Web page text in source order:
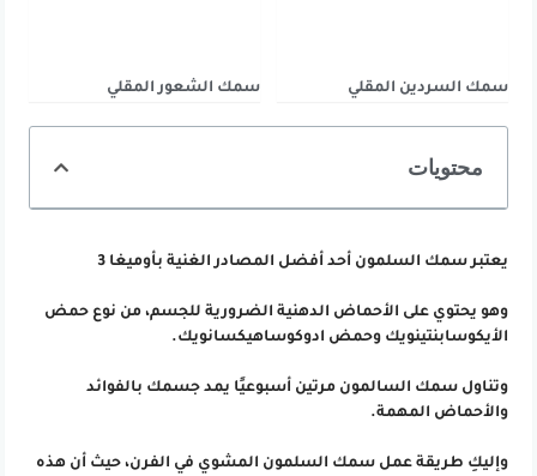
سمك السردين المقلي سمك الشعور المقلي
محتويات
يعتبر سمك السلمون أحد أفضل المصادر الغنية بأوميغا 3
وهو يحتوي على الأحماض الدهنية الضرورية للجسم، من نوع حمض
الأيكوسابنتينويك وحمض ادوكوساهيكسانويك.
وتناول سمك السالمون مرتين أسبوعيًا يمد جسمك بالفوائد
والأحماض المهمة.
وإليكِ طريقة عمل سمك السلمون المشوي في الفرن، حيث أن هذه